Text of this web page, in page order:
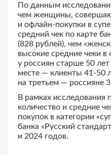
По данным
чем женщины,
и офлайн-покупки в
средний чек по карте
(828 рублей), чем
высокие средние чеки в
у россиян старше 50
месте — клиенты 41-50
на третьем — россияне
В рамках исследования
количество и средние
покупок в категории
банка «Русский
и 2024 годов.